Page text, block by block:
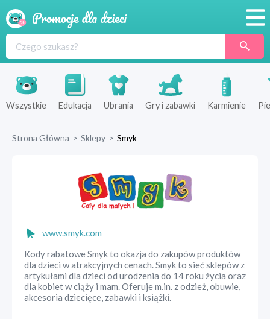
Produkty
Sklepy
Wszystkie Edukacja Ubrania Gry i zabawki Karmienie
Strona Główna > Sklepy > Smyk
www.smyk.com
Kody rabatowe Smyk to okazja do zakupów produktów
dla dzieci w atrakcyjnych cenach. Smyk to sieć sklepów z
artykułami dla dzieci od urodzenia do 14 roku życia oraz
dla kobiet w ciąży i mam. Oferuje m.in. z odzież, obuwie,
akcesoria dziecięce, zabawki i książki.